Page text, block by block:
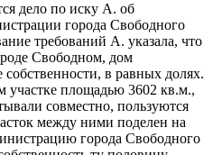
дело по иску А. об
города Свободного
требований А. указала, что
Свободном, дом
в равных долях.
участке площадью 3602 кв.м.,
совместно, пользуются
между ними поделен на
города Свободного